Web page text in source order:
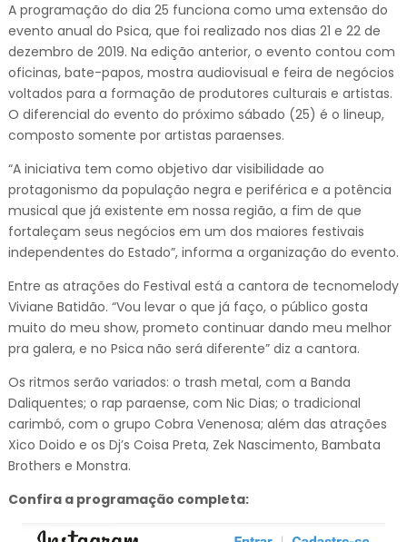
A programação do dia 25 funciona como uma extensão do
evento anual do Psica, que foi realizado nos dias 21 e 22 de
dezembro de 2019. Na edição anterior, o evento contou com
oficinas, bate-papos, mostra audiovisual e feira de negócios
voltados para a formação de produtores culturais e artistas.
O diferencial do evento do próximo sábado (25) é o lineup,
composto somente por artistas paraenses.
“A iniciativa tem como objetivo dar visibilidade ao
protagonismo da população negra e periférica e a potência
musical que já existente em nossa região, a fim de que
fortaleçam seus negócios em um dos maiores festivais
independentes do Estado”, informa a organização do evento.
Entre as atrações do Festival está a cantora de tecnomelody
Viviane Batidão. “Vou levar o que já faço, o público gosta
muito do meu show, prometo continuar dando meu melhor
pra galera, e no Psica não será diferente” diz a cantora.
Os ritmos serão variados: o trash metal, com a Banda
Daliquentes; o rap paraense, com Nic Dias; o tradicional
carimbó, com o grupo Cobra Venenosa; além das atrações
Xico Doido e os Dj’s Coisa Preta, Zek Nascimento, Bambata
Brothers e Monstra.
Confira a programação completa: